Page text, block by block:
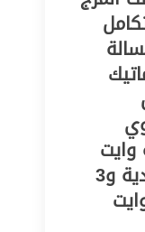
وايت
بوينت النوفروست والعادية و3